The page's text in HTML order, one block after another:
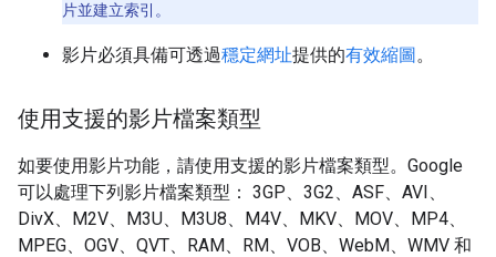
片並建立索引。
影片必須具備可透過穩定網址提供的有效縮圖。
使用支援的影片檔案類型
如要使用影片功能，請使用支援的影片檔案類型。Google
可以處理下列影片檔案類型： 3GP、3G2、ASF、AVI、
DivX、M2V、M3U、M3U8、M4V、MKV、MOV、MP4、
MPEG、OGV、QVT、RAM、RM、VOB、WebM、WMV 和